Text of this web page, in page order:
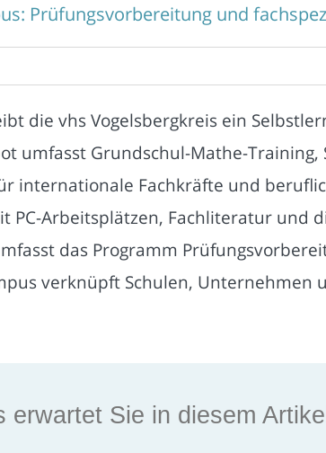
Prüfungsvorbereitung und
die vhs Vogelsbergkreis ein
umfasst Grundschul-Mathe-
internationale Fachkräfte und
PC-Arbeitsplätzen, Fachliteratur und
das Programm
verknüpft Schulen, Unternehmen
Sie in diesem Artikel